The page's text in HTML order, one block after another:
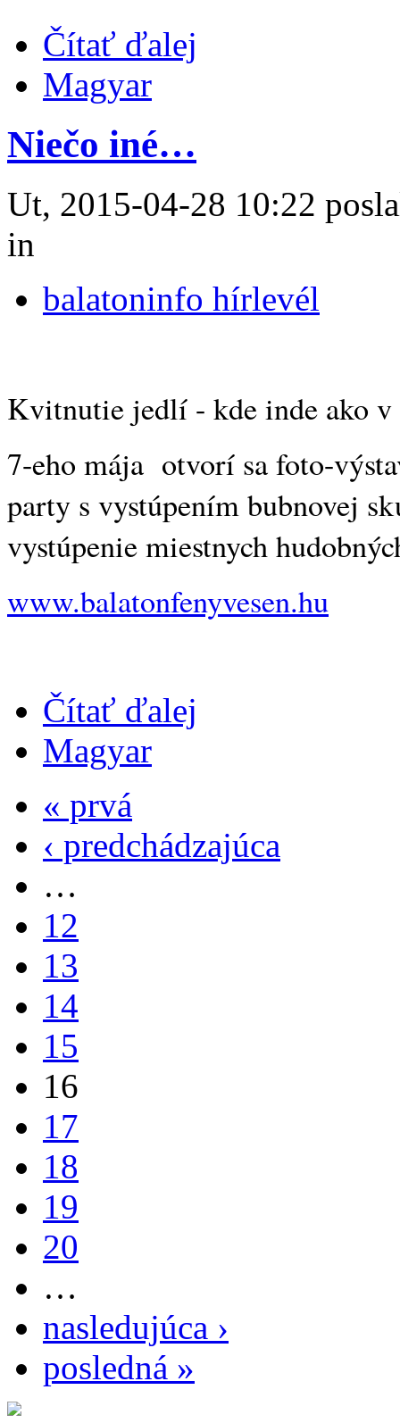
Čítať ďalej
Magyar
Niečo iné…
Ut, 2015-04-28 10:22
in
balatoninfo hírlevél
Kvitnutie jedlí - kde inde ako v
7-eho mája otvorí sa foto-
party s vystúpením bubnovej
vystúpenie miestnych
www.balatonfenyvesen.hu
Čítať ďalej
Magyar
« prvá
‹ predchádzajúca
…
12
13
14
15
16
17
18
19
20
…
nasledujúca ›
posledná »